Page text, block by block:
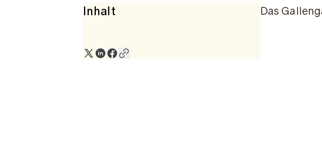
Inhalt Das